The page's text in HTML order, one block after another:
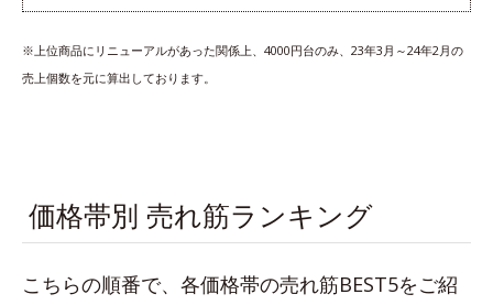
※上位商品にリニューアルがあった関係上、4000円台のみ、23年3月～24年2月の
売上個数を元に算出しております。
価格帯別 売れ筋ランキング
こちらの順番で、各価格帯の売れ筋BEST5をご紹